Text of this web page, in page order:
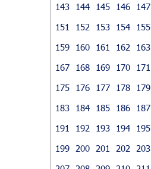
143
144 145 146 147
151
152 153 154 155
159
160 161 162 163
167
168 169 170 171
175
176 177 178 179
183
184 185 186 187
191
192 193 194 195
199
200 201 202 203